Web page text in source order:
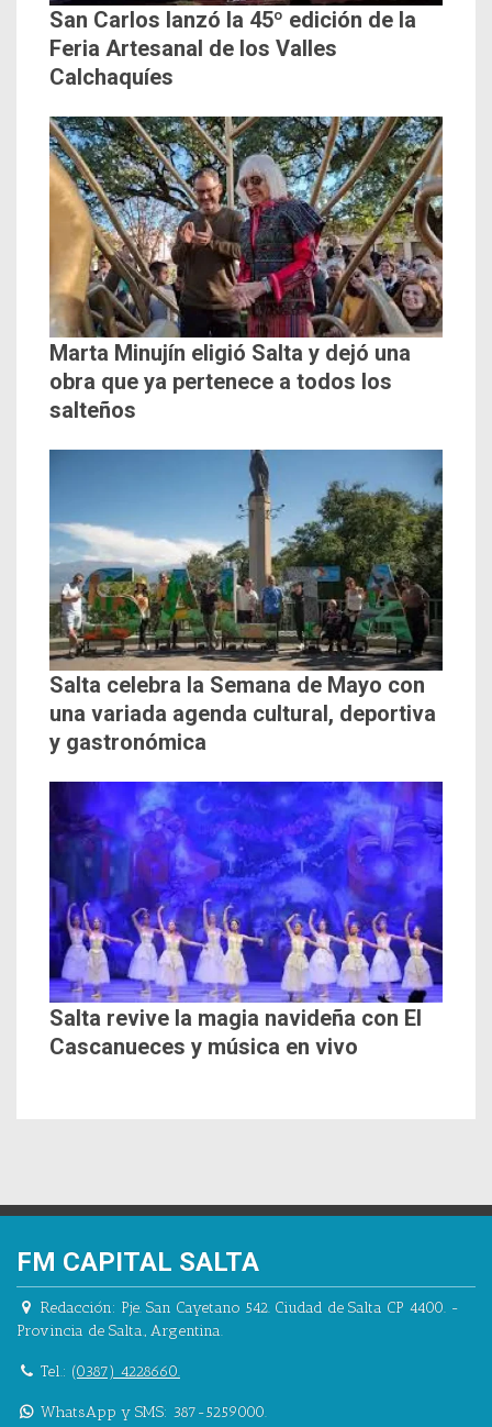
San Carlos lanzó la 45º edición de la
Feria Artesanal de los Valles
Calchaquíes
Marta Minujín eligió Salta y dejó una
obra que ya pertenece a todos los
salteños
Salta celebra la Semana de Mayo con
una variada agenda cultural, deportiva
y gastronómica
Salta revive la magia navideña con El
Cascanueces y música en vivo
FM CAPITAL SALTA
Redacción: Pje. San Cayetano 542. Ciudad de Salta CP 4400. -
Provincia de Salta., Argentina.
Tel.: (0387) 4228660.
WhatsApp y SMS: 387-5259000.